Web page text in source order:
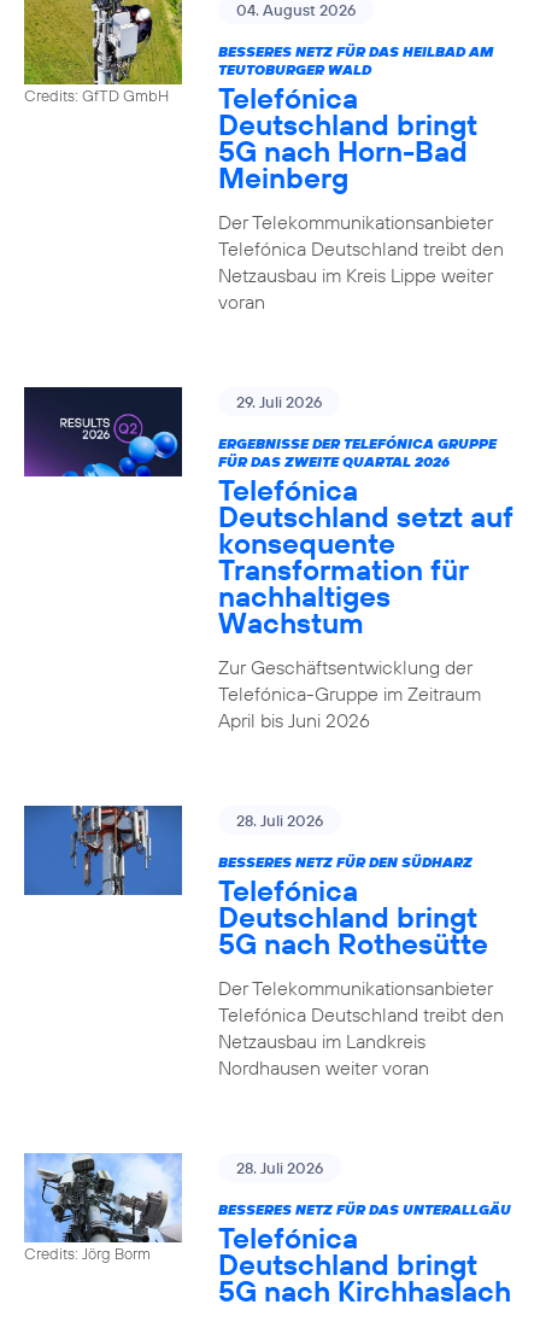
Credits: GfTD GmbH
04. August 2026
BESSERES NETZ FÜR DAS HEILBAD AM
TEUTOBURGER WALD
Telefónica
Deutschland bringt
5G nach Horn-Bad
Meinberg
Der Telekommunikationsanbieter
Telefónica Deutschland treibt den
Netzausbau im Kreis Lippe weiter
voran
29. Juli 2026
ERGEBNISSE DER TELEFÓNICA GRUPPE
FÜR DAS ZWEITE QUARTAL 2026
Telefónica
Deutschland setzt auf
konsequente
Transformation für
nachhaltiges
Wachstum
Zur Geschäftsentwicklung der
Telefónica-Gruppe im Zeitraum
April bis Juni 2026
28. Juli 2026
BESSERES NETZ FÜR DEN SÜDHARZ
Telefónica
Deutschland bringt
5G nach Rothesütte
Der Telekommunikationsanbieter
Telefónica Deutschland treibt den
Netzausbau im Landkreis
Nordhausen weiter voran
Credits: Jörg Borm
28. Juli 2026
BESSERES NETZ FÜR DAS UNTERALLGÄU
Telefónica
Deutschland bringt
5G nach Kirchhaslach